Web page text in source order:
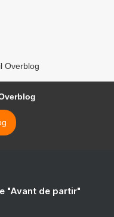
Overblog
"Avant de partir"